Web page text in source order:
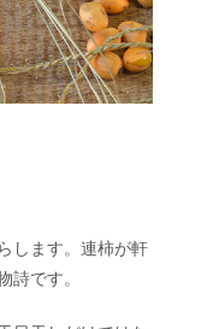
します。連柿が軒
詩です。